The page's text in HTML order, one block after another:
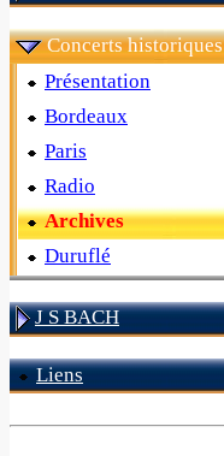
Concerts historiques
Présentation
Bordeaux
Paris
Radio
Archives
Duruflé
J S BACH
Liens